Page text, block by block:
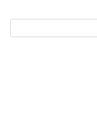
Поиск: